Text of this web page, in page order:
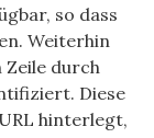
so dass
Weiterhin
Zeile durch
Diese
hinterlegt,